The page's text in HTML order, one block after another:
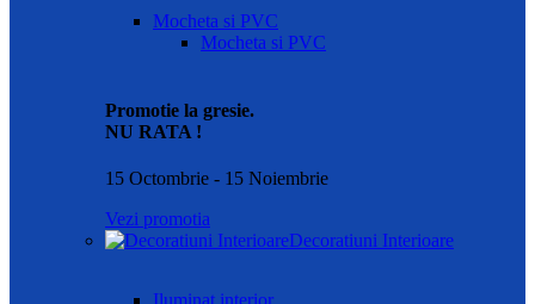
Mocheta si PVC
Mocheta si PVC
Promotie la gresie.
NU RATA !
15 Octombrie - 15 Noiembrie
Vezi promotia
Decoratiuni Interioare
Iluminat interior